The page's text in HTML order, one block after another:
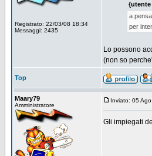
Registrato: 22/03/08 18:34
Messaggi: 2435
a
per
Lo possono
(non so
Top
Maary79
Amministratore
Inviato: 05
Gli impiegati